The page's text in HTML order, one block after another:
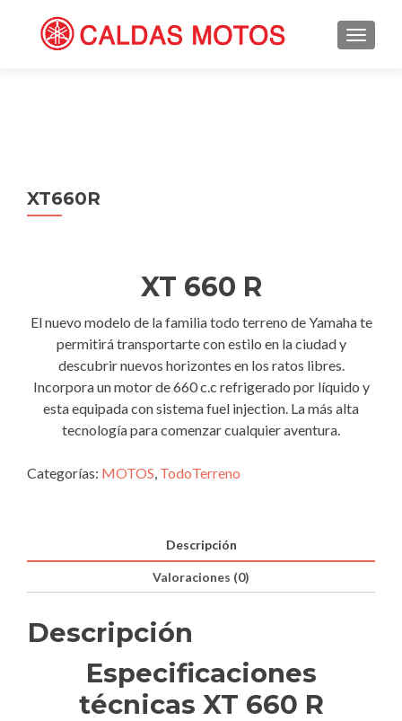
XT660R
XT 660 R
El nuevo modelo de la familia todo terreno de Yamaha te
permitirá transportarte con estilo en la ciudad y
descubrir nuevos horizontes en los ratos libres.
Incorpora un motor de 660 c.c refrigerado por líquido y
esta equipada con sistema fuel injection. La más alta
tecnología para comenzar cualquier aventura.
Categorías: MOTOS, TodoTerreno
Descripción
Valoraciones (0)
Descripción
Especificaciones
técnicas XT 660 R